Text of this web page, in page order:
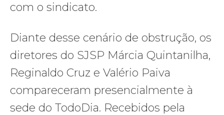
com o sindicato.
Diante desse cenário de obstrução, os
diretores do SJSP Márcia Quintanilha,
Reginaldo Cruz e Valério Paiva
compareceram presencialmente à
sede do TodoDia. Recebidos pela